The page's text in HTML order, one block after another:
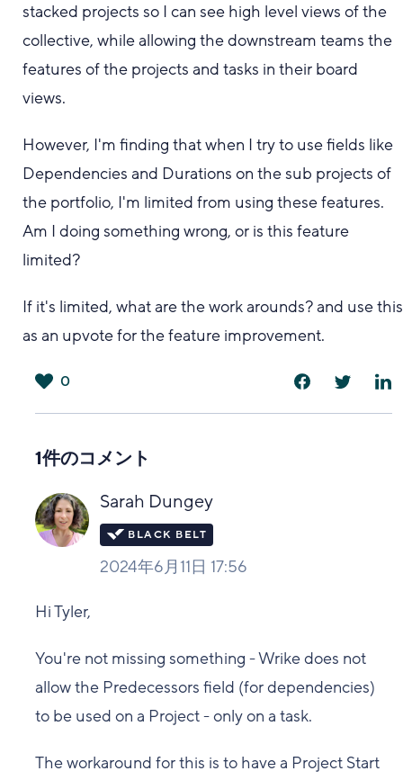
stacked projects so I can see high level views of the
collective, while allowing the downstream teams the
features of the projects and tasks in their board
views.
However, I'm finding that when I try to use fields like
Dependencies and Durations on the sub projects of
the portfolio, I'm limited from using these features.
Am I doing something wrong, or is this feature
limited?
If it's limited, what are the work arounds? and use this
as an upvote for the feature improvement.
0
1件のコメント
Sarah Dungey
2024年6月11日 17:56
Hi Tyler,
You're not missing something - Wrike does not
allow the Predecessors field (for dependencies)
to be used on a Project - only on a task.
The workaround for this is to have a Project Start